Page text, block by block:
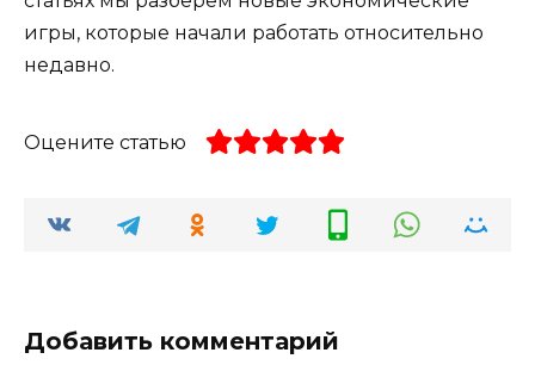
игры, которые начали работать относительно
недавно.
Оцените статью
Добавить комментарий